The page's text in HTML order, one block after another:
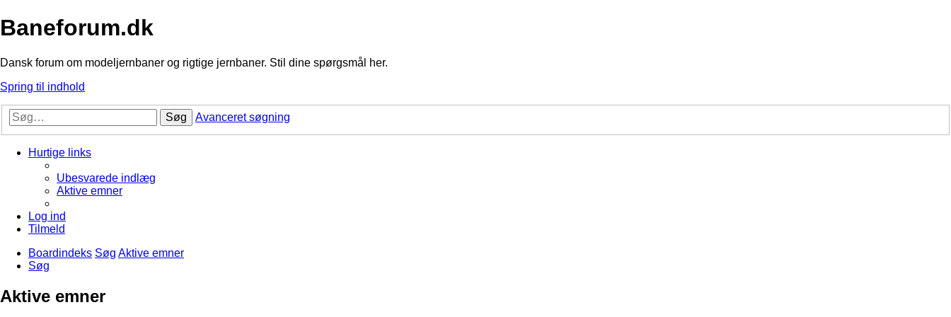
Baneforum.dk
Dansk forum om modeljernbaner og rigtige jernbaner. Stil dine spørgsmål her.
Spring til indhold
Søg Avanceret søgning
Hurtige links
Ubesvarede indlæg
Aktive emner
Log ind
Tilmeld
Boardindeks Søg Aktive emner
Søg
Aktive emner